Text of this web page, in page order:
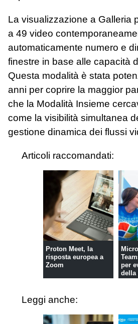
La visualizzazione a Galleria
a 49 video
automaticamente numero e
finestre in base alle capacità
Questa modalità è stata
anni per coprire la maggior
che la Modalità Insieme
come la visibilità simultanea
gestione dinamica dei flussi
Articoli raccomandati:
Proton Meet, la
risposta europea a
Zoom
per
della
Leggi anche: